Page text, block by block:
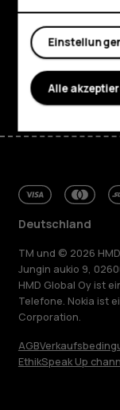
Mein Konto
Planet and
Support
Facebook
Deutschland
TM und © 2026
Jungin aukio 9,
HMD Global Oy ist
Telefone. Nokia ist
Corporation.
AGB
EthikSpeak Up
Alle